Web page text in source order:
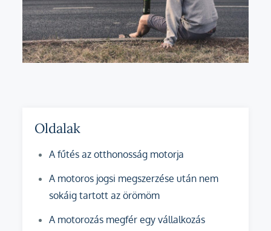
Oldalak
A fűtés az otthonosság motorja
A motoros jogsi megszerzése után nem
sokáig tartott az örömöm
A motorozás megfér egy vállalkozás